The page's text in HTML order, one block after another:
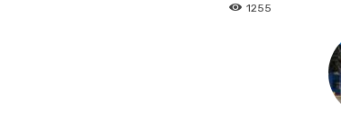
1255